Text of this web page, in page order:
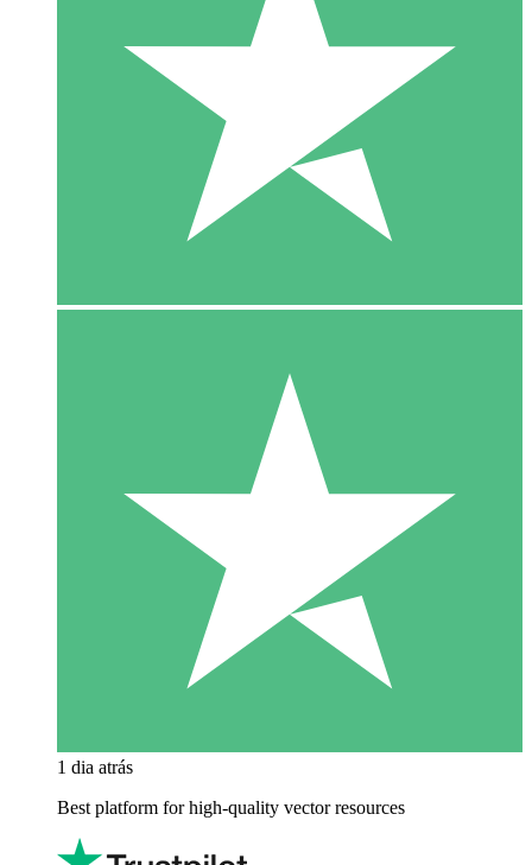
1 dia atrás
Best platform for high-quality vector resources